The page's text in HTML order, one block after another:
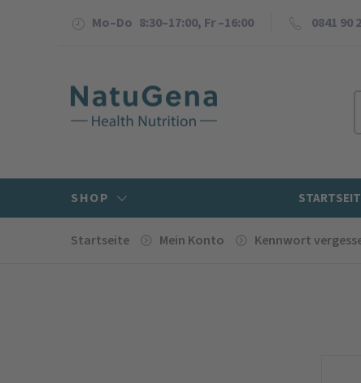
Mo–Do 8:30–17:00, Fr –16:00 0841 90
SHOP
Startseite Mein Konto Kennwort